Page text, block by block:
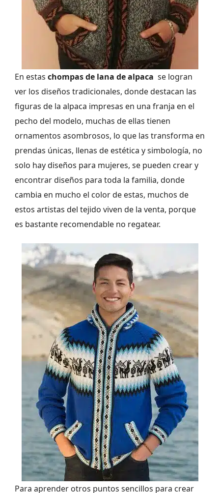
En estas chompas de lana de alpaca se logran
ver los diseños tradicionales, donde destacan las
figuras de la alpaca impresas en una franja en el
pecho del modelo, muchas de ellas tienen
ornamentos asombrosos, lo que las transforma en
prendas únicas, llenas de estética y simbología, no
solo hay diseños para mujeres, se pueden crear y
encontrar diseños para toda la familia, donde
cambia en mucho el color de estas, muchos de
estos artistas del tejido viven de la venta, porque
es bastante recomendable no regatear.
Para aprender otros puntos sencillos para crear